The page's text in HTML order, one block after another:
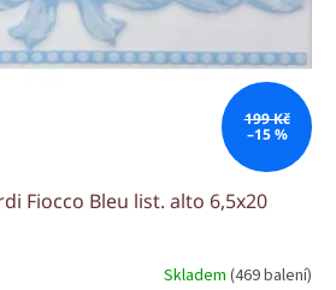
199 Kč
–15 %
Fiocco Bleu list. alto 6,5x20
Skladem (469 balení)